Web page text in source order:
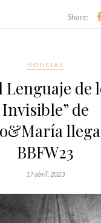
Share:
NOTICIAS
Lenguaje de
Invisible” de
BBFW23
17 abril, 2023